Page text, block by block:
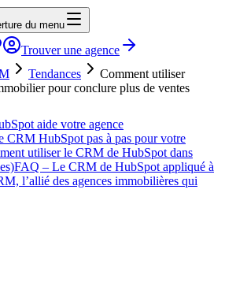
du menu
Trouver une agence
Tendances
Comment utiliser
pour conclure plus de ventes
aide votre agence
CRM HubSpot pas à pas pour votre
utiliser le CRM de HubSpot dans
FAQ – Le CRM de HubSpot appliqué à
l’allié des agences immobilières qui